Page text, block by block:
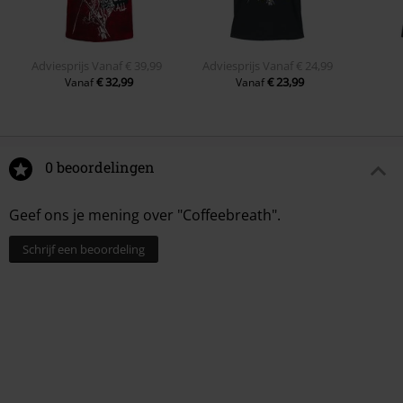
Adviesprijs Vanaf € 39,99
Vanaf€ 32,99
Adviesprijs Vanaf € 24,99
Vanaf€ 23,99
0 beoordelingen
Geef ons je mening over "Coffeebreath".
Schrijf een beoordeling